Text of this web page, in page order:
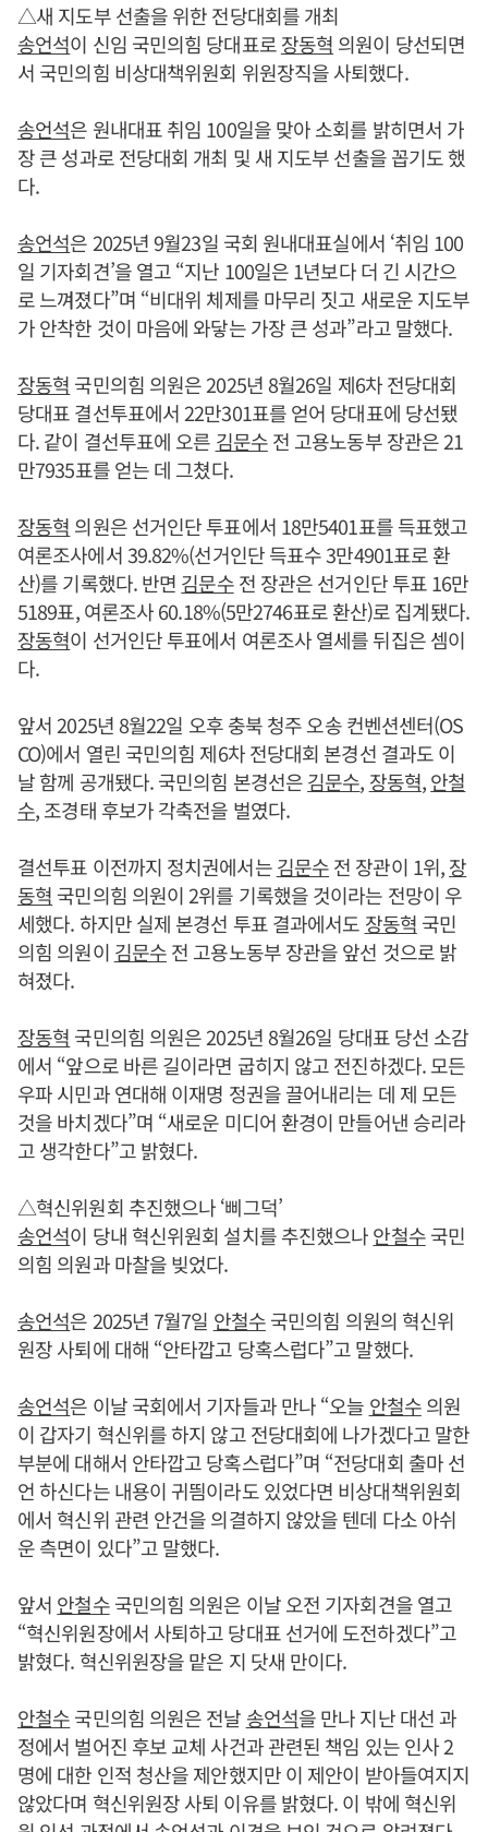
△새 지도부 선출을 위한 전당대회를 개최
송언석이 신임 국민의힘 당대표로장동혁 의원이 당선되면
서 국민의힘 비상대책위원회 위원장직을 사퇴했다.
송언석은 원내대표 취임 100일을 맞아 소회를 밝히면서 가
장 큰 성과로 전당대회 개최 및 새 지도부 선출을 꼽기도 했
다.
송언석은 2025년 9월23일 국회 원내대표실에서 ‘취임 100
일 기자회견’을 열고 “지난 100일은 1년보다 더 긴 시간으
로 느껴졌다”며 “비대위 체제를 마무리 짓고 새로운 지도부
가 안착한 것이 마음에 와닿는 가장 큰 성과”라고 말했다.
장동혁 국민의힘 의원은 2025년 8월26일 제6차 전당대회
당대표 결선투표에서 22만301표를 얻어 당대표에 당선됐
다. 같이 결선투표에 오른 김문수전 고용노동부 장관은 21
만7935표를 얻는 데 그쳤다.
장동혁 의원은 선거인단 투표에서 18만5401표를 득표했고
여론조사에서 39.82%(선거인단 득표수 3만4901표로 환
산)를 기록했다. 반면 김문수전 장관은 선거인단 투표 16만
5189표, 여론조사 60.18%(5만2746표로 환산)로 집계됐다.
장동혁이 선거인단 투표에서 여론조사 열세를 뒤집은 셈이
다.
앞서 2025년 8월22일 오후 충북 청주 오송 컨벤션센터(OS
CO)에서 열린 국민의힘 제6차 전당대회 본경선 결과도 이
날 함께 공개됐다. 국민의힘 본경선은김문수, 장동혁,안철
수, 조경태 후보가 각축전을 벌였다.
결선투표 이전까지 정치권에서는김문수전 장관이 1위,장
동혁 국민의힘 의원이 2위를 기록했을 것이라는 전망이 우
세했다. 하지만 실제 본경선 투표 결과에서도 장동혁 국민
의힘 의원이 김문수전 고용노동부 장관을 앞선 것으로 밝
혀졌다.
장동혁 국민의힘 의원은 2025년 8월26일 당대표 당선 소감
에서 “앞으로 바른 길이라면 굽히지 않고 전진하겠다. 모든
우파 시민과 연대해 이재명 정권을 끌어내리는 데 제 모든
것을 바치겠다”며 “새로운 미디어 환경이 만들어낸 승리라
고 생각한다”고 밝혔다.
△혁신위원회 추진했으나 ‘삐그덕’
송언석이 당내 혁신위원회 설치를 추진했으나안철수국민
의힘 의원과 마찰을 빚었다.
송언석은 2025년 7월7일 안철수국민의힘 의원의 혁신위
원장 사퇴에 대해 “안타깝고 당혹스럽다”고 말했다.
송언석은 이날 국회에서 기자들과 만나 “오늘 안철수의원
이 갑자기 혁신위를 하지 않고 전당대회에 나가겠다고 말한
부분에 대해서 안타깝고 당혹스럽다”며 “전당대회 출마 선
언 하신다는 내용이 귀띔이라도 있었다면 비상대책위원회
에서 혁신위 관련 안건을 의결하지 않았을 텐데 다소 아쉬
운 측면이 있다”고 말했다.
앞서 안철수국민의힘 의원은 이날 오전 기자회견을 열고
“혁신위원장에서 사퇴하고 당대표 선거에 도전하겠다”고
밝혔다. 혁신위원장을 맡은 지 닷새 만이다.
안철수국민의힘 의원은 전날 송언석을 만나 지난 대선 과
정에서 벌어진 후보 교체 사건과 관련된 책임 있는 인사 2
명에 대한 인적 청산을 제안했지만 이 제안이 받아들여지지
않았다며 혁신위원장 사퇴 이유를 밝혔다. 이 밖에 혁신위